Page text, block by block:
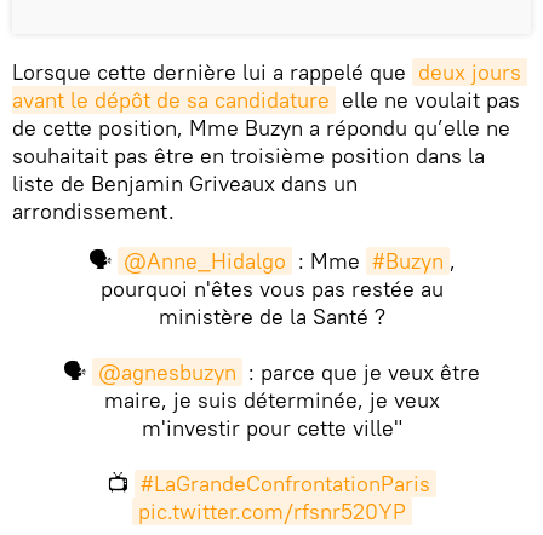
Lorsque cette dernière lui a rappelé que deux jours
avant le dépôt de sa candidature elle ne voulait pas
de cette position, Mme Buzyn a répondu qu’elle ne
souhaitait pas être en troisième position dans la
liste de Benjamin Griveaux dans un
arrondissement.
🗣 @Anne_Hidalgo : Mme #Buzyn ,
pourquoi n'êtes vous pas restée au
ministère de la Santé ?
🗣 @agnesbuzyn : parce que je veux être
maire, je suis déterminée, je veux
m'investir pour cette ville"
📺 #LaGrandeConfrontationParis
pic.twitter.com/rfsnr520YP